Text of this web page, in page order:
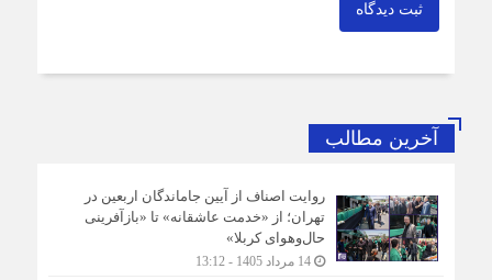
ثبت دیدگاه
آخرین مطالب
روایت اصناف از آیین جاماندگان اربعین در
تهران؛ از «خدمت عاشقانه» تا «بازآفرینی
حال‌وهوای کربلا»
14 مرداد 1405 - 13:12